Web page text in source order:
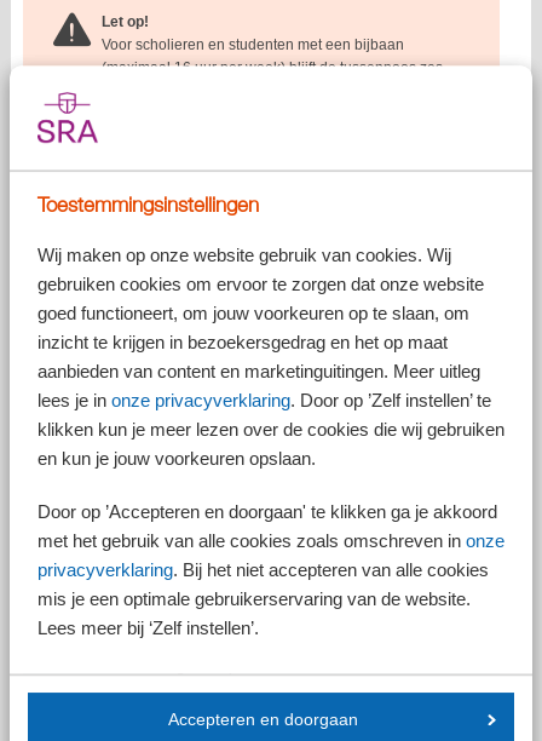
Toestemmingsinstellingen
Wij maken op onze website gebruik van cookies. Wij
gebruiken cookies om ervoor te zorgen dat onze website
goed functioneert, om jouw voorkeuren op te slaan, om
inzicht te krijgen in bezoekersgedrag en het op maat
aanbieden van content en marketinguitingen. Meer uitleg
lees je in onze privacyverklaring. Door op ’Zelf instellen’ te
klikken kun je meer lezen over de cookies die wij gebruiken
en kun je jouw voorkeuren opslaan.
Door op ’Accepteren en doorgaan' te klikken ga je akkoord
met het gebruik van alle cookies zoals omschreven in onze
privacyverklaring. Bij het niet accepteren van alle cookies
mis je een optimale gebruikerservaring van de website.
Lees meer bij ‘Zelf instellen’.
Accepteren en doorgaan
Let op!
Voor scholieren en studenten met een bijbaan
(maximaal 16 uur per week) blijft de tussenpoos zes
Bandbreedte contracten
In plaats van nul-urencontracten worden bandbreedtecontracten
ingevoerd. Daarbij wordt een minimum- en maximumaantal uren
overeengekomen (vergelijkbaar met een min-maxcontract). Het
maximumaantal uren mag niet meer bedragen dan 130% van het
minimumaantal uren.
Let op!
Scholieren, studenten met een bijbaan (maximaal 16
oproepbasis werken.
Tip!